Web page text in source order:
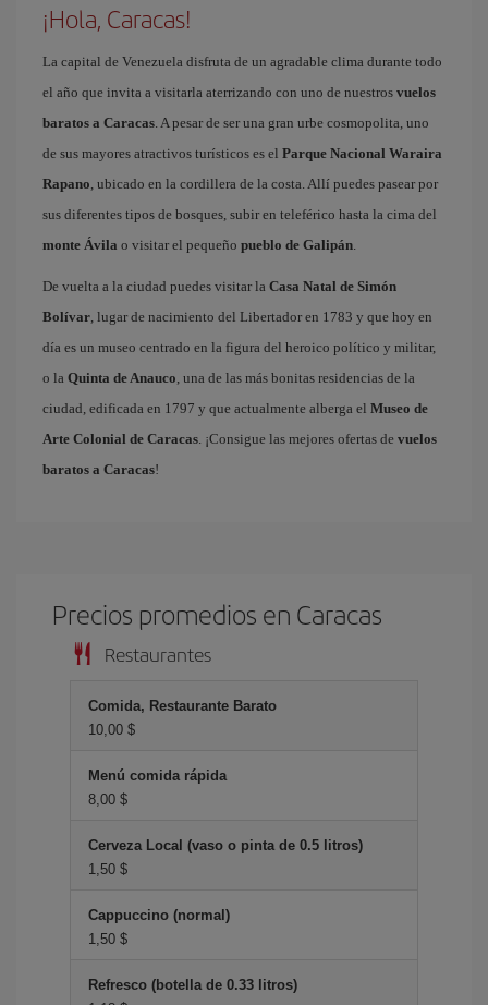
¡Hola, Caracas!
La capital de Venezuela disfruta de un agradable clima durante todo
el año que invita a visitarla aterrizando con uno de nuestros vuelos
baratos a Caracas. A pesar de ser una gran urbe cosmopolita, uno
de sus mayores atractivos turísticos es el Parque Nacional Waraira
Rapano, ubicado en la cordillera de la costa. Allí puedes pasear por
sus diferentes tipos de bosques, subir en teleférico hasta la cima del
monte Ávila o visitar el pequeño pueblo de Galipán.
De vuelta a la ciudad puedes visitar la Casa Natal de Simón
Bolívar, lugar de nacimiento del Libertador en 1783 y que hoy en
día es un museo centrado en la figura del heroico político y militar,
o la Quinta de Anauco, una de las más bonitas residencias de la
ciudad, edificada en 1797 y que actualmente alberga el Museo de
Arte Colonial de Caracas. ¡Consigue las mejores ofertas de vuelos
baratos a Caracas!
Precios promedios en Caracas
Restaurantes
Comida, Restaurante Barato
10,00 $
Menú comida rápida
8,00 $
Cerveza Local (vaso o pinta de 0.5 litros)
1,50 $
Cappuccino (normal)
1,50 $
Refresco (botella de 0.33 litros)